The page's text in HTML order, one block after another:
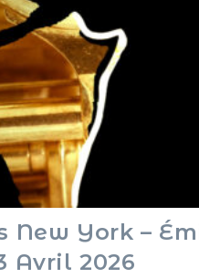
New York –
Avril 2026